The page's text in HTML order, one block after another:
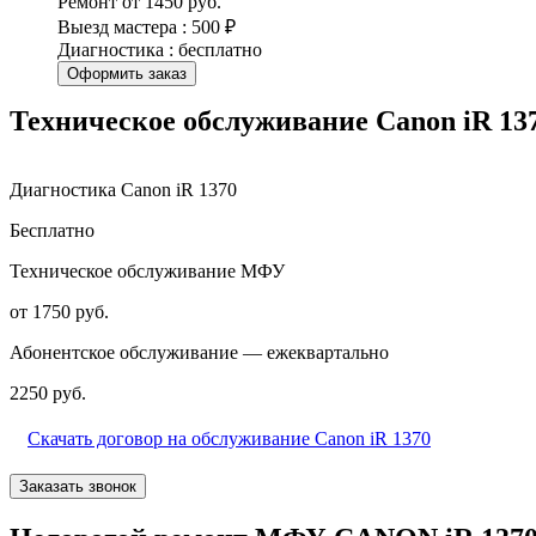
Выезд мастера : 500 ₽
Диагностика : бесплатно
Оформить заказ
Техническое обслуживание Canon iR
Диагностика Canon iR 1370
Бесплатно
Техническое обслуживание МФУ
от 1750 руб.
Абонентское обслуживание — ежеквартально
2250 руб.
Скачать договор на обслуживание Canon iR 1370
Заказать звонок